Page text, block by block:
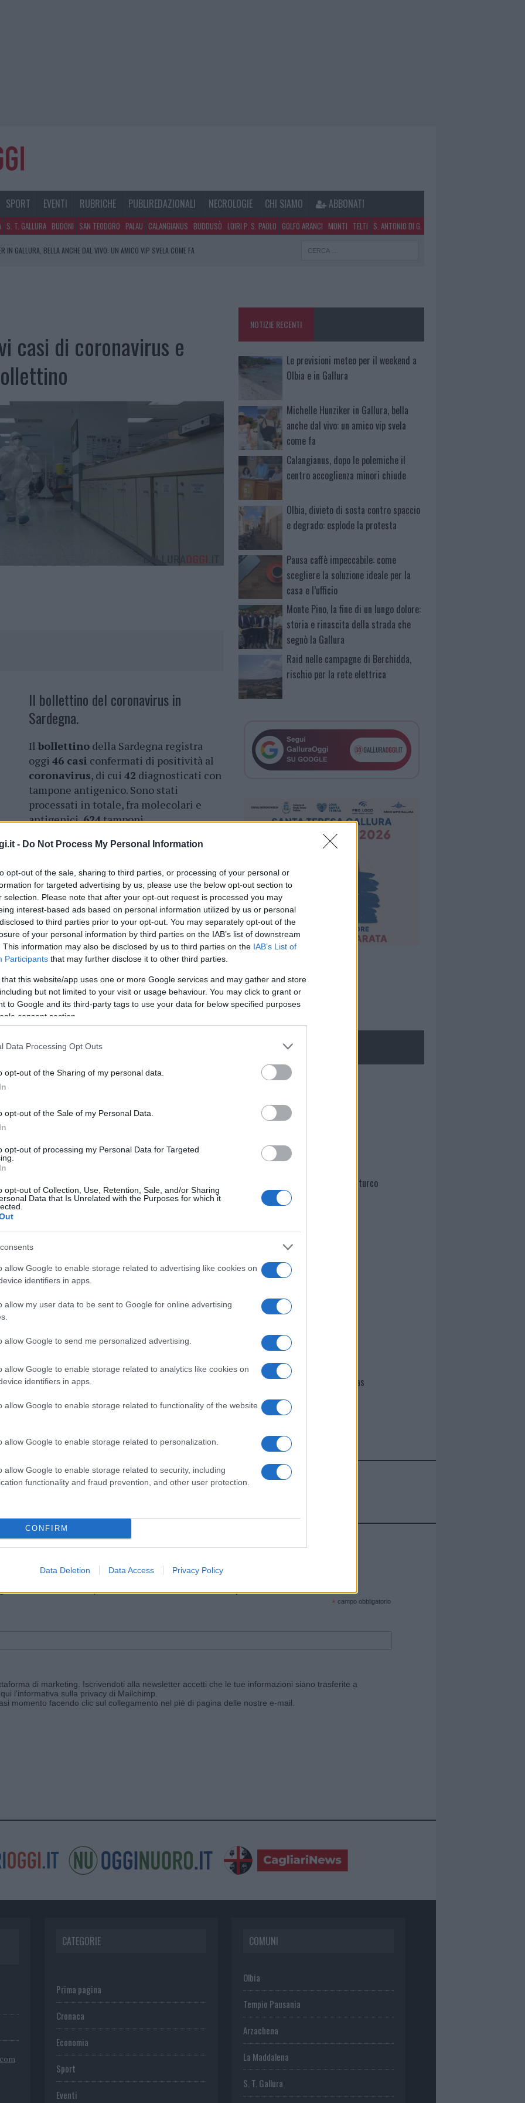
- Do Not Process My Personal Information
opt-out of the sale, sharing to third parties, or processing of your personal or
for targeted advertising by us, please use the below opt-out section to
selection. Please note that after your opt-out request is processed you may
interest-based ads based on personal information utilized by us or personal
to third parties prior to your opt-out. You may separately opt-out of the
of your personal information by third parties on the IAB’s list of downstream
This information may also be disclosed by us to third parties on the IAB’s List of
Participants that may further disclose it to other third parties.
that this website/app uses one or more Google services and may gather and store
but not limited to your visit or usage behaviour. You may click to grant or
to Google and its third-party tags to use your data for below specified purposes
consent section.
Data Processing Opt Outs
opt-out of the Sharing of my personal data.
opt-out of the Sale of my Personal Data.
opt-out of processing my Personal Data for Targeted
opt-out of Collection, Use, Retention, Sale, and/or Sharing
Data that Is Unrelated with the Purposes for which it
allow Google to enable storage related to advertising like cookies on
identifiers in apps.
allow my user data to be sent to Google for online advertising
allow Google to send me personalized advertising.
allow Google to enable storage related to analytics like cookies on
identifiers in apps.
allow Google to enable storage related to functionality of the website
allow Google to enable storage related to personalization.
allow Google to enable storage related to security, including
functionality and fraud prevention, and other user protection.
CONFIRM
Data Deletion Data Access Privacy Policy
SPORT EVENTI RUBRICHE PUBLIREDAZIONALI NECROLOGIE CHI SIAMO ABBONATI
S. T. GALLURA BUDONI SAN TEODORO PALAU CALANGIANUS BUDDUSÒ LOIRI P. S. PAOLO GOLFO ARANCI MONTI TELTI S. ANTONIO DI G.
IN GALLURA, BELLA ANCHE DAL VIVO: UN AMICO VIP SVELA COME FA
casi di coronavirus e
Il bollettino del coronavirus in
Sardegna.
Il bollettino della Sardegna registra
oggi 46 casi confermati di positività al
coronavirus, di cui 42 diagnosticati con
tampone antigenico. Sono stati
processati in totale, fra molecolari e
antigenici,624tamponi.
I pazienti ricoverati interapia
(-4). Sono3.351, invece, i casi diisolamento
decessi.
cliccandoqui
nella sezioneLogin
i tuoi video e le tue foto
+39 345 356 7512
di GalluraOggi.it
news daGoogle News
NOTIZIE RECENTI
Le previsioni meteo per il weekend a
Olbia e in Gallura
Michelle Hunziker in Gallura, bella
anche dal vivo: un amico vip svela
come fa
Calangianus, dopo le polemiche il
centro accoglienza minori chiude
Olbia, divieto di sosta contro spaccio
e degrado: esplode la protesta
Pausa caffè impeccabile: come
scegliere la soluzione ideale per la
casa e l’ufficio
Monte Pino, la fine di un lungo dolore:
storia e rinascita della strada che
segnò la Gallura
Raid nelle campagne di Berchidda,
rischio per la rete elettrica
NECROLOGIE
Mario Malu
Martina Agostina Diturco
I nostri cari
I nostri cari
I nostri cari
Giovannimaria Cabras
e ricevi le nostre email periodiche contenenti le ultime notizie pubblicate sul sito web!
* campo obbligatorio
di marketing. Iscrivendoti alla newsletter accetti che le tue informazioni siano trasferite a
l'informativa sulla privacy di Mailchimp
momento facendo clic sul collegamento nel piè di pagina delle nostre e-mail.
CATEGORIE
Prima pagina
Cronaca
Economia
Sport
Eventi
COMUNI
Olbia
Tempio Pausania
Arzachena
La Maddalena
S. T. Gallura